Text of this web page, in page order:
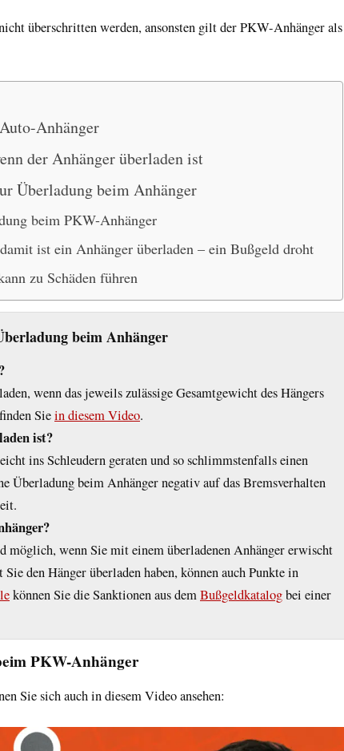
überschritten werden, ansonsten gilt der PKW-Anhänger als
Anhänger
der Anhänger überladen ist
Überladung beim Anhänger
beim PKW-Anhänger
ist ein Anhänger überladen – ein Bußgeld droht
zu Schäden führen
beim Anhänger
wenn das jeweils zulässige Gesamtgewicht des Hängers
Siein diesem Video.
ist?
ins Schleudern geraten und so schlimmstenfalls einen
Überladung beim Anhänger negativ auf das Bremsverhalten
möglich, wenn Sie mit einem überladenen Anhänger erwischt
den Hänger überladen haben, können auch Pun‌kte in
können Sie die Sanktionen aus demBußgeldkatalogbei einer
PKW-Anhänger
Sie sich auch in diesem Video ansehen: